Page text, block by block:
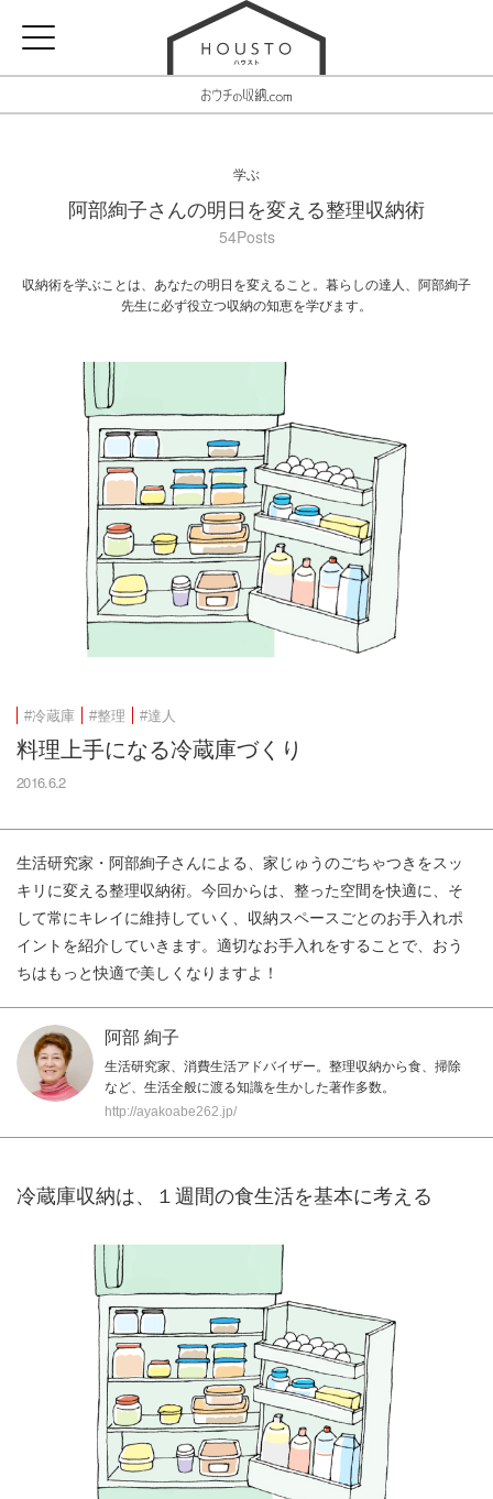
学ぶ
阿部絢子さんの明日を変える整理収納術
54Posts
収納術を学ぶことは、あなたの明日を変えること。暮らしの達人、阿部絢子
先生に必ず役立つ収納の知恵を学びます。
#冷蔵庫 #整理 #達人
料理上手になる冷蔵庫づくり
2016.6.2
生活研究家・阿部絢子さんによる、家じゅうのごちゃつきをスッ
キリに変える整理収納術。今回からは、整った空間を快適に、そ
して常にキレイに維持していく、収納スペースごとのお手入れポ
イントを紹介していきます。適切なお手入れをすることで、おう
ちはもっと快適で美しくなりますよ！
阿部 絢子
生活研究家、消費生活アドバイザー。整理収納から食、掃除
など、生活全般に渡る知識を生かした著作多数。
http://ayakoabe262.jp/
冷蔵庫収納は、１週間の食生活を基本に考える